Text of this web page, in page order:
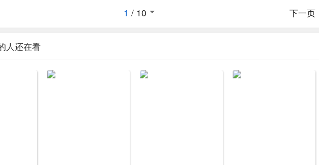
下一页
1 / 10
人还在看